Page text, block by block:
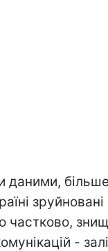
даними,
частково,
-